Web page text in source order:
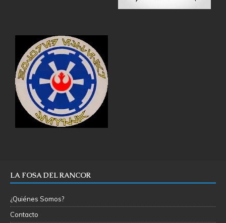
LA FOSA DEL RANCOR
¿Quiénes Somos?
Contacto